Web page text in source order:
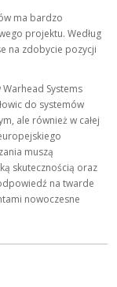
ma bardzo
projektu. Według
na zdobycie pozycji
Systems
do systemów
ale również w całej
muszą
skutecznością oraz
na twarde
nowoczesne